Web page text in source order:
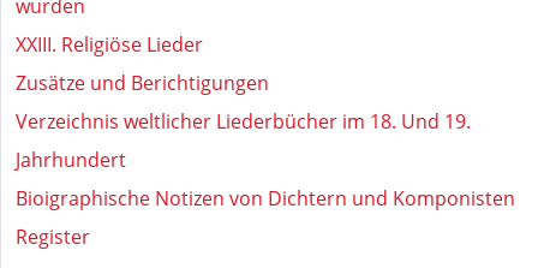
wurden
XXIII. Religiöse Lieder
Zusätze und Berichtigungen
Verzeichnis weltlicher Liederbücher im 18. Und 19.
Jahrhundert
Bioigraphische Notizen von Dichtern und Komponisten
Register